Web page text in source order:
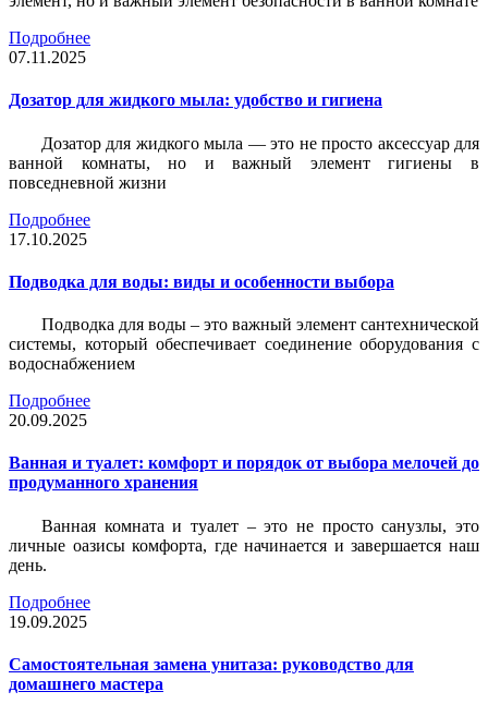
Подробнее
07.11.2025
Дозатор для жидкого мыла: удобство и гигиена
Дозатор для жидкого мыла — это не просто аксессуар для
ванной комнаты, но и важный элемент гигиены в
повседневной жизни
Подробнее
17.10.2025
Подводка для воды: виды и особенности выбора
Подводка для воды – это важный элемент сантехнической
системы, который обеспечивает соединение оборудования с
водоснабжением
Подробнее
20.09.2025
Ванная и туалет: комфорт и порядок от выбора мелочей до
продуманного хранения
Ванная комната и туалет – это не просто санузлы, это
личные оазисы комфорта, где начинается и завершается наш
день.
Подробнее
19.09.2025
Самостоятельная замена унитаза: руководство для
домашнего мастера